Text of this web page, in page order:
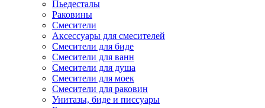
Пьедесталы
Раковины
Смесители
Аксессуары для смесителей
Смесители для биде
Смесители для ванн
Смесители для душа
Смесители для моек
Смесители для раковин
Унитазы, биде и писсуары